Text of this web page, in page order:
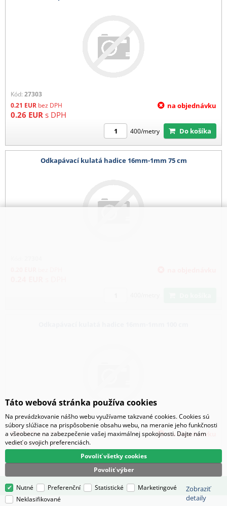
Kód: 27303
0.21 EUR bez DPH
0.26 EUR s DPH
na objednávku
400/metry Do košíka
Odkapávací kulatá hadice 16mm-1mm 75 cm
Kód: 27305
0.00EURbez DPH
0.00EUR s DPH
na objednávku
Technické oddelenie: +420 553 786 006
Táto webová stránka používa cookies
Na prevádzkovanie nášho webu využívame takzvané cookies. Cookies sú
súbory slúžiace na prispôsobenie obsahu webu, na meranie jeho funkčnosti
a všeobecne na zabezpečenie vašej maximálnej spokojnosti. Dajte nám
vedieť o svojich preferenciách.
Povoliť výber
Povoliť všetky cookies
Nutné Preferenční Statistické
Marketingové
Neklasifikované
Zobraziť
detaily